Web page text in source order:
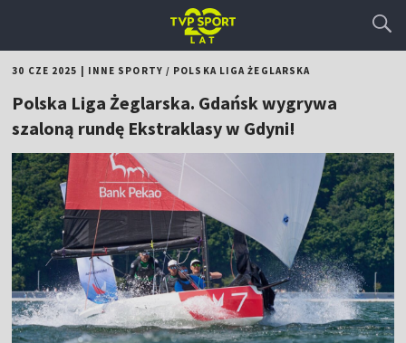
30 CZE 2025 INNE SPORTY / POLSKA LIGA ŻEGLARSKA
Polska Liga Żeglarska. Gdańsk wygrywa
szaloną rundę Ekstraklasy w Gdyni!